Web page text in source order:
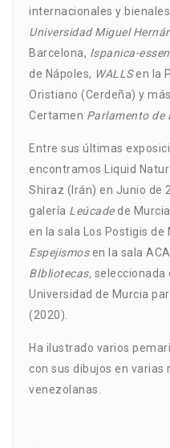
internacionales y
Universidad Miguel
Barcelona, Ispanica-
de Nápoles, WALLSen la
Oristiano (Cerdeña) y
Certamen Parlamento de
Entre sus últimas
encontramos Liquid
Shiraz (Irán) en Junio de
galería Leúcadede
en la sala Los Postigis de
Espejismosen la sala
BIbliotecas, seleccionada
Universidad de Murcia
(2020).
Ha ilustrado varios
con sus dibujos en varias
venezolanas.